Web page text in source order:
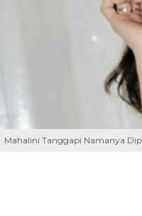
Mahalini Tanggapi Namanya